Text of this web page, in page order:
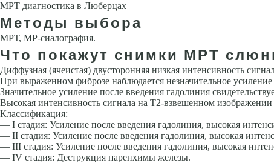
МРТ диагностика в Люберцах
Методы выбора
МРТ, МР-сиалография.
Что покажут снимки МРТ
Диффузная (ячеистая) двусторонняя низкая интенсивность
При выраженном фиброзе наблюдается незначительное
Значительное уси­ление после введения гадолиния
Высокая интенсивность сигнала на Т2-взвешенном изображе­нии
Классификация:
— I стадия: Усиление после введения гадолиния, высокая
— II стадия: Усиление после введения гадолиния, высокая
— III стадия: Усиление после введения гадолиния, высокая
— IV стадия: Деструкция паренхимы железы.